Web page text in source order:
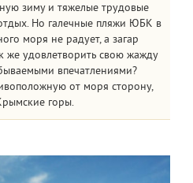
зиму и тяжелые трудовые
Но галечные пляжи ЮБК в
моря не радует, а загар
же удовлетворить свою жажду
впечатлениями?
от моря сторону,
горы.